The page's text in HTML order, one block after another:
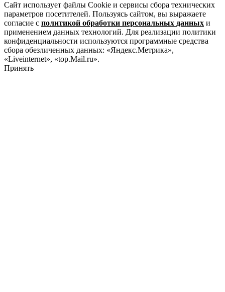
Сайт использует файлы Cookie и сервисы сбора технических
параметров посетителей. Пользуясь сайтом, вы выражаете
согласие с политикой обработки персональных данных и
применением данных технологий. Для реализации политики
конфиденциальности используются программные средства
сбора обезличенных данных: «Яндекс.Метрика»,
«Liveinternet», «top.Mail.ru».
Принять